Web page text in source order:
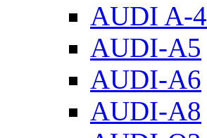
AUDI A-4
AUDI-A5
AUDI-A6
AUDI-A8